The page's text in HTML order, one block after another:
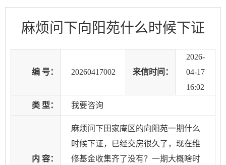
麻烦问下向阳苑什么时候下证
编 号： 20260417002 来信时间：
2026-
04-17
16:02
类 型： 我要咨询
内 容：
麻烦问下田家庵区的向阳苑一期什么
时候下证，已经交房很久了，现在维
修基金收集齐了没有？一期大概啥时